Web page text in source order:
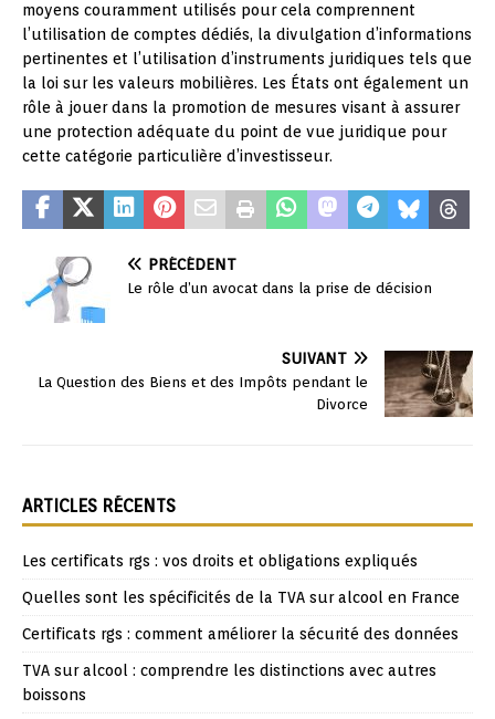
moyens couramment utilisés pour cela comprennent
l’utilisation de comptes dédiés, la divulgation d’informations
pertinentes et l’utilisation d’instruments juridiques tels que
la loi sur les valeurs mobilières. Les États ont également un
rôle à jouer dans la promotion de mesures visant à assurer
une protection adéquate du point de vue juridique pour
cette catégorie particulière d’investisseur.
PRÉCÉDENT
Le rôle d’un avocat dans la prise de décision
SUIVANT
La Question des Biens et des Impôts pendant le
Divorce
ARTICLES RÉCENTS
Les certificats rgs : vos droits et obligations expliqués
Quelles sont les spécificités de la TVA sur alcool en France
Certificats rgs : comment améliorer la sécurité des données
TVA sur alcool : comprendre les distinctions avec autres
boissons